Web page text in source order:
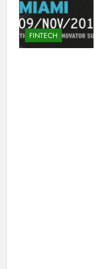
FINTECH